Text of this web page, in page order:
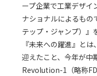
ープ企業で工業デザイ
ナショナルによるもの
テップ・ジャンプ）』
『未来への躍進』と
迎えたこと、今年が
Revolution-1（略称